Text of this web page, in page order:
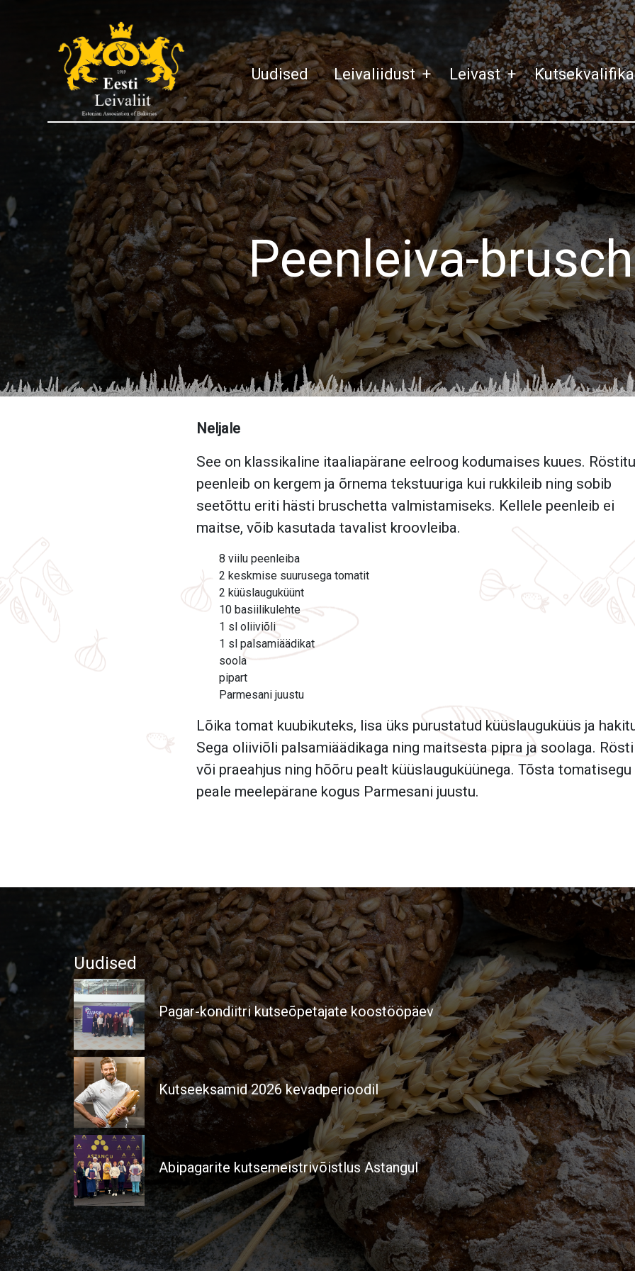
Uudised Leivaliidust + Leivast +
Peenleiva-
Neljale
See on klassikaline itaaliapärane eelroog kodumaises kuues.
peenleib on kergem ja õrnema tekstuuriga kui rukkileib ning sobib
seetõttu eriti hästi bruschetta valmistamiseks. Kellele peenleib ei
maitse, võib kasutada tavalist kroovleiba.
8 viilu peenleiba
2 keskmise suurusega tomatit
2 küüslauguküünt
10 basiilikulehte
1 sl oliiviõli
1 sl palsamiäädikat
soola
pipart
Parmesani juustu
Lõika tomat kuubikuteks, lisa üks purustatud küüslauguküüs ja
Sega oliiviõli palsamiäädikaga ning maitsesta pipra ja soolaga.
või praeahjus ning hõõru pealt küüslauguküünega. Tõsta
peale meelepärane kogus Parmesani juustu.
Uudised
Pagar-kondiitri kutseõpetajate koostööpäev
Kutseeksamid 2026 kevadperioodil
Abipagarite kutsemeistrivõistlus Astangul